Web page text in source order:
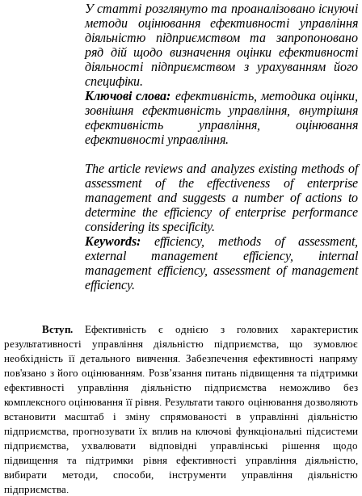
У статті розглянуто та проаналізовано існуючі
методи оцінювання ефективності управління
діяльністю підприємством та запропоновано
ряд дій щодо визначення оцінки ефективності
діяльності підприємством з урахуванням його
специфіки.
Ключові слова: ефективність, методика оцінки,
зовнішня ефективність управління, внутрішня
ефективність управління, оцінювання
ефективності управління.
The article reviews and analyzes existing methods of
assessment of the effectiveness of enterprise
management and suggests a number of actions to
determine the efficiency of enterprise performance
considering its specificity.
Keywords: efficiency, methods of assessment,
external management efficiency, internal
management efficiency, assessment of management
efficiency.
Вступ.Ефективність є однією з головних характеристик
результативності управління діяльністю підприємства, що зумовлює
необхідність її детального вивчення. Забезпечення ефективності напряму
пов'язано з його оцінюванням. Розв’язання питань підвищення та підтримки
ефективності управління діяльністю підприємства неможливо без
комплексного оцінювання її рівня. Результати такого оцінювання дозволяють
встановити масштаб і зміну спрямованості в управлінні діяльністю
підприємства, прогнозувати їх вплив на ключові функціональні підсистеми
підприємства, ухвалювати відповідні управлінські рішення щодо
підвищення та підтримки рівня ефективності управління діяльністю,
вибирати методи, способи, інструменти управління діяльністю
підприємства.